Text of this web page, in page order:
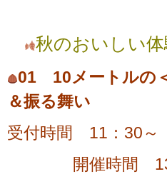
秋のおいしい体
01 10メートルの
＆振る舞い
受付時間 11：30～
開催時間 13